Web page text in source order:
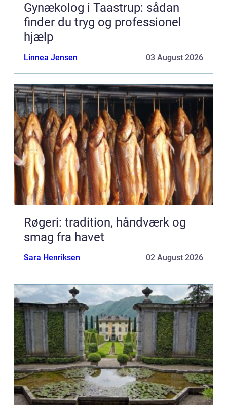
Gynækolog i Taastrup: sådan
finder du tryg og professionel
hjælp
Linnea Jensen 03 August 2026
Røgeri: tradition, håndværk og
smag fra havet
Sara Henriksen 02 August 2026